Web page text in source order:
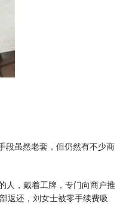
段虽然老套，但仍然有不少商
人，戴着工牌，专门向商户推
返还，刘女士被零手续费吸